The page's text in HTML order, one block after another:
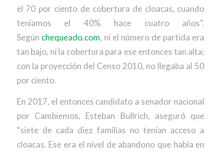
el 70 por ciento de cobertura de cloacas, cuando
teníamos el 40% hace cuatro años”.
Según chequeado.com, ni el número de partida era
tan bajo, ni la cobertura para ese entonces tan alta:
con la proyección del Censo 2010, no llegaba al 50
por ciento.
En 2017, el entonces candidato a senador nacional
por Cambiemos, Esteban Bullrich, aseguró que
“siete de cada diez familias no tenían acceso a
cloacas. Ese era el nivel de abandono que había en